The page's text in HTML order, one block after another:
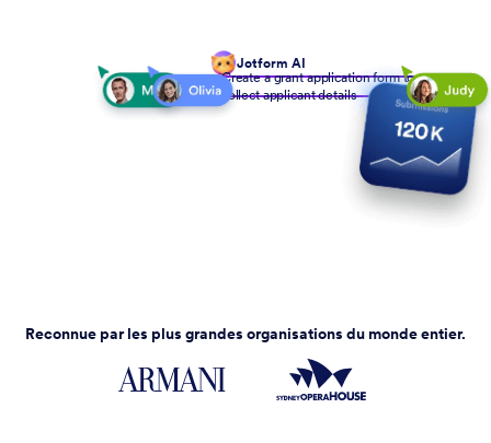
Jotform AI
Create a grant application form to
collect applicant details
Reconnue par les plus grandes organisations du monde entier.